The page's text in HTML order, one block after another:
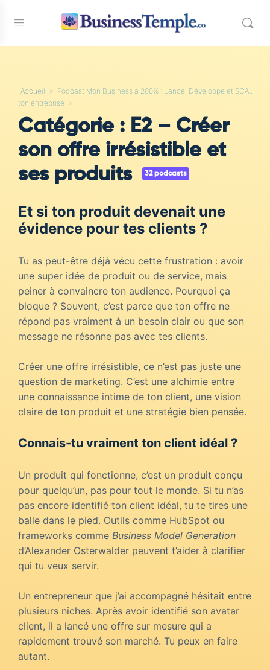
Accueil » Podcast Mon Business à 200% : Lance, Développe et SCALE
ton entreprise »
Catégorie : E2 – Créer
son offre irrésistible et
ses produits
32 podcasts
Et si ton produit devenait une
évidence pour tes clients ?
Tu as peut-être déjà vécu cette frustration : avoir
une super idée de produit ou de service, mais
peiner à convaincre ton audience. Pourquoi ça
bloque ? Souvent, c’est parce que ton offre ne
répond pas vraiment à un besoin clair ou que son
message ne résonne pas avec tes clients.
Créer une offre irrésistible, ce n’est pas juste une
question de marketing. C’est une alchimie entre
une connaissance intime de ton client, une vision
claire de ton produit et une stratégie bien pensée.
Connais-tu vraiment ton client idéal ?
Un produit qui fonctionne, c’est un produit conçu
pour quelqu’un, pas pour tout le monde. Si tu n’as
pas encore identifié ton client idéal, tu te tires une
balle dans le pied. Outils comme HubSpot ou
frameworks comme Business Model Generation
d’Alexander Osterwalder peuvent t’aider à clarifier
qui tu veux servir.
Un entrepreneur que j’ai accompagné hésitait entre
plusieurs niches. Après avoir identifié son avatar
client, il a lancé une offre sur mesure qui a
rapidement trouvé son marché. Tu peux en faire
autant.